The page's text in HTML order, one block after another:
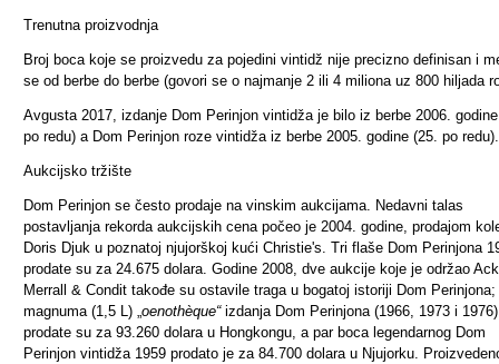
Trenutna proizvodnja
Broj boca koje se proizvedu za pojedini vintidž nije precizno definisan i
se od berbe do berbe (govori se o najmanje 2 ili 4 miliona uz 800 hiljada
Avgusta 2017, izdanje Dom Perinjon vintidža je bilo iz berbe 2006.
po redu) a Dom Perinjon roze vintidža iz berbe 2005. godine (25. po redu).
Aukcijsko tržište
Dom Perinjon se često prodaje na vinskim aukcijama. Nedavni talas
postavljanja rekorda aukcijskih cena počeo je 2004. godine, prodajom
Doris Djuk u poznatoj njujorškoj kući Christie's. Tri flaše Dom Perinjona
prodate su za 24.675 dolara. Godine 2008, dve aukcije koje je održao
Merrall & Condit takođe su ostavile traga u bogatoj istoriji Dom Perinjona;
magnuma (1,5 L) „oenothèque“izdanja Dom Perinjona (1966, 1973 i 1976)
prodate su za 93.260 dolara u Hongkongu, a par boca legendarnog Dom
Perinjon vintidža 1959 prodato je za 84.700 dolara u Njujorku.